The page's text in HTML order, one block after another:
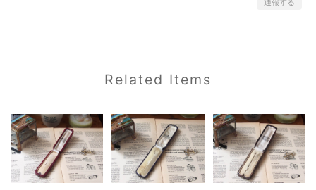
Related Items